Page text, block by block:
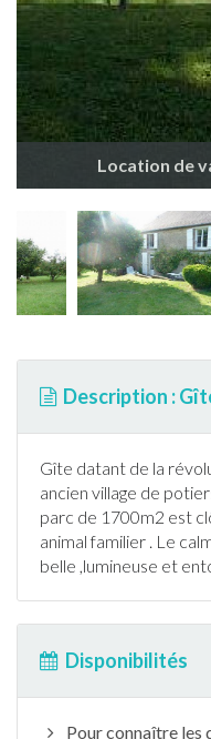
Location de
Description :
Gîte datant de la
ancien village de
parc de 1700m2 est
animal familier . Le
belle ,lumineuse et
Disponibilités
Pour connaître